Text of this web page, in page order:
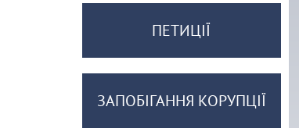
ПЕТИЦІЇ
ЗАПОБІГАННЯ КОРУПЦІЇ